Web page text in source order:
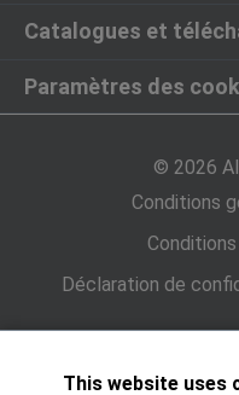
Catalogues et
Paramètres des
© 2026
Conditions
Déclaration de
This website uses